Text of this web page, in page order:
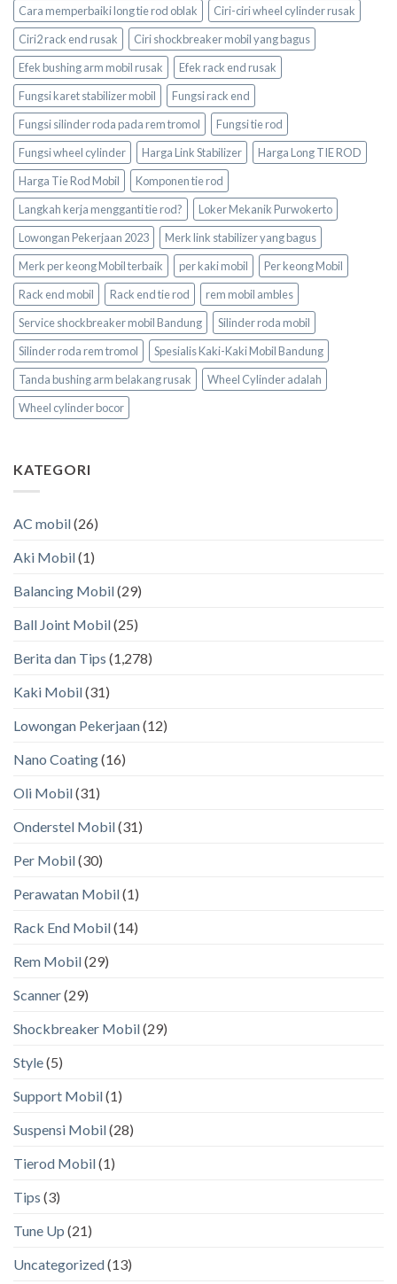
Cara memperbaiki long tie rod oblak
Ciri-ciri wheel cylinder rusak
Ciri2 rack end rusak
Ciri shockbreaker mobil yang bagus
Efek bushing arm mobil rusak
Efek rack end rusak
Fungsi karet stabilizer mobil
Fungsi rack end
Fungsi silinder roda pada rem tromol
Fungsi tie rod
Fungsi wheel cylinder
Harga Link Stabilizer
Harga Long TIE ROD
Harga Tie Rod Mobil
Komponen tie rod
Langkah kerja mengganti tie rod?
Loker Mekanik Purwokerto
Lowongan Pekerjaan 2023
Merk link stabilizer yang bagus
Merk per keong Mobil terbaik
per kaki mobil
Per keong Mobil
Rack end mobil
Rack end tie rod
rem mobil ambles
Service shockbreaker mobil Bandung
Silinder roda mobil
Silinder roda rem tromol
Spesialis Kaki-Kaki Mobil Bandung
Tanda bushing arm belakang rusak
Wheel Cylinder adalah
Wheel cylinder bocor
KATEGORI
AC mobil(26)
Aki Mobil(1)
Balancing Mobil(29)
Ball Joint Mobil(25)
Berita dan Tips (1,278)
Kaki Mobil(31)
Lowongan Pekerjaan(12)
Nano Coating(16)
Oli Mobil(31)
Onderstel Mobil(31)
Per Mobil(30)
Perawatan Mobil(1)
Rack End Mobil(14)
Rem Mobil(29)
Scanner(29)
Shockbreaker Mobil(29)
Style(5)
Support Mobil(1)
Suspensi Mobil(28)
Tierod Mobil(1)
Tips (3)
Tune Up (21)
Uncategorized(13)